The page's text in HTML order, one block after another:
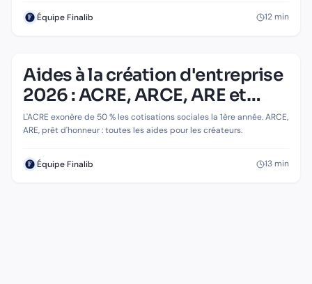
Équipe Finalib 12min
ENTREPRISE & CRÉATION
Aides à la création d'entreprise 2026 :
ACRE, ARCE, ARE et autres dispositifs
Aides à la création d'entreprise
2026 : ACRE, ARCE, ARE et
autres dispositifs
L'ACRE exonère de 50 % les cotisations sociales la 1ère année. ARCE,
ARE, prêt d'honneur : toutes les aides pour les créateurs.
Équipe Finalib 13min